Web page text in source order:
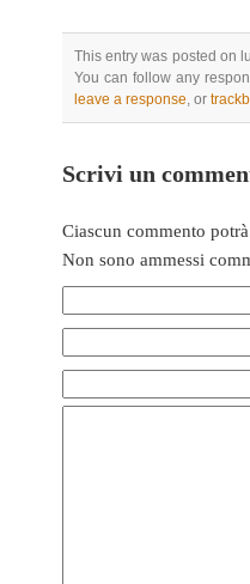
This entry was posted on
You can follow any
leave a response, or
Scrivi un
Ciascun commento
Non sono ammessi